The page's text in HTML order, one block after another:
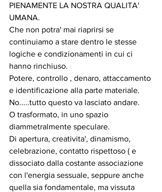
PIENAMENTE LA NOSTRA QUALITA'
UMANA.
Che non potra' mai riaprirsi se
continuiamo a stare dentro le stesse
logiche e condizionamenti in cui ci
hanno rinchiuso.
Potere, controllo , denaro, attaccamento
e identificazione alla parte materiale.
No.....tutto questo va lasciato andare.
O trasformato, in uno spazio
diammetralmente speculare.
Di apertura, creativita', dinamismo,
celebrazione, contatto rispettoso ( e
dissociato dalla costante associazione
con l'energia sessuale, seppure anche
quella sia fondamentale, ma vissuta